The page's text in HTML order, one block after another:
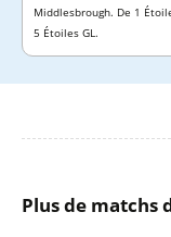
Middlesbrough. De 1
5 Étoiles GL.
Plus de matchs